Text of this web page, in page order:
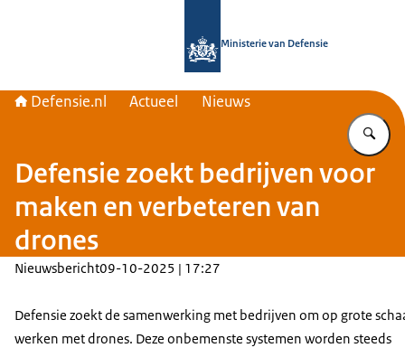
Ministerie van Defensie
Defensie.nl Actueel Nieuws
Defensie zoekt bedrijven voor
maken en verbeteren van
drones
Nieuwsbericht09-10-2025 | 17:27
Defensie zoekt de samenwerking met bedrijven om op grote
werken met drones. Deze onbemenste systemen worden steeds